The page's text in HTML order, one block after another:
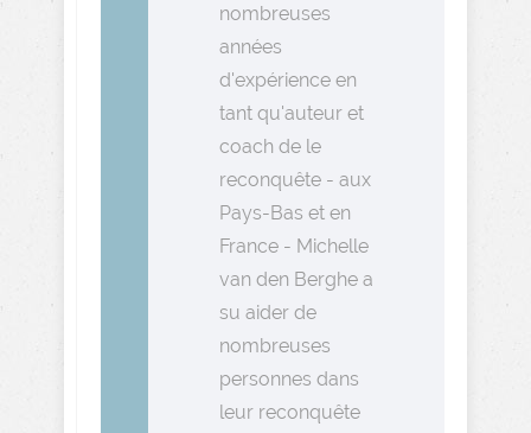
nombreuses
années
d'expérience en
tant qu'auteur et
coach de le
reconquête - aux
Pays-Bas et en
France - Michelle
van den Berghe a
su aider de
nombreuses
personnes dans
leur reconquête